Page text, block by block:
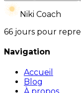
Niki Coach
66 jours pour
Navigation
Accueil
Blog
À propos